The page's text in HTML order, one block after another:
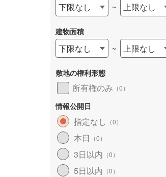
下限なし ~ 上限なし
建物面積
下限なし ~ 上限なし
敷地の権利形態
所有権のみ （0）
情報公開日
指定なし （0）
本日 （0）
3日以内 （0）
5日以内 （0）